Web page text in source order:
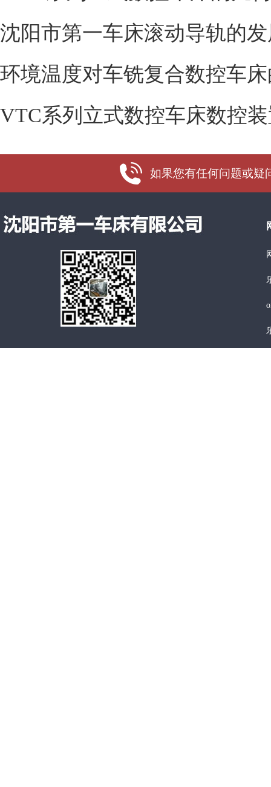
沈阳市第一车床滚动导轨的
环境温度对车铣复合数控车
VTC系列立式数控车床数控
如果您有任何问题或疑